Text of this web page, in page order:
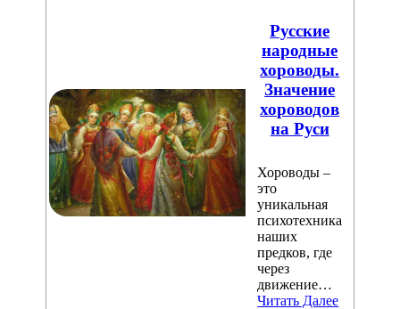
Русские
народные
хороводы.
Значение
хороводов
на Руси
Хороводы –
это
уникальная
психотехника
наших
предков, где
через
движение…
Читать Далее